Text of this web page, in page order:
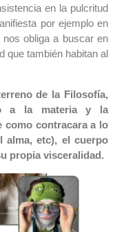
en la pulcritud
por ejemplo en
obliga a buscar en
que también habitan al
de la Filosofía,
a la materia y la
como contracara a lo
alma, etc), el cuerpo
propia visceralidad.